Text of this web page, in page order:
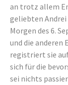
an trotz allem
geliebten
Morgen des 6.
und die anderen
registriert sie
sich für die
sei nichts